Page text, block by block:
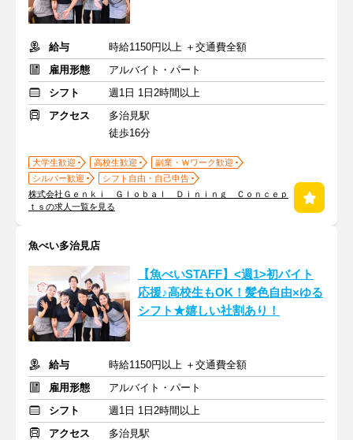
給与
時給1150円以上 ＋交通費全額
雇用形態
アルバイト・パート
シフト
週1日 1日2時間以上
アクセス
多治見駅
徒歩16分
大学生歓迎 高校生歓迎
副業・Ｗワーク歓迎
シルバー歓迎
シフト自由・自己申告
株式会社Ｇｅｎｋｉ Ｇｌｏｂａｌ Ｄｉｎｉｎｇ Ｃｏｎｃｅｐ
ｔｓの求人一覧を見る
魚べい多治見店
【魚べいSTAFF】<週1>初バイト
応援♪高校生もOK！髪色自由×ゆる
シフト★嬉しい社割あり！
給与
時給1150円以上 ＋交通費全額
雇用形態
アルバイト・パート
シフト
週1日 1日2時間以上
アクセス
多治見駅